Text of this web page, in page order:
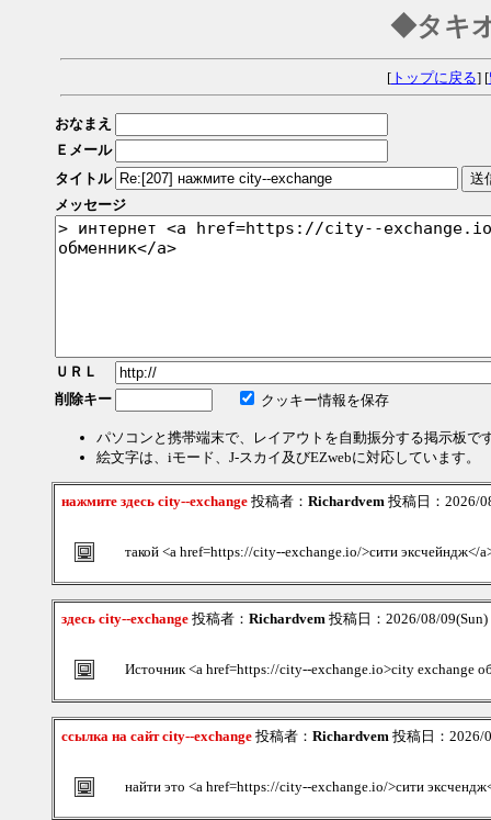
◆タキ
[トップに戻る] [
おなまえ
Ｅメール
タイトル
メッセージ
ＵＲＬ
削除キー
クッキー情報を保存
パソコンと携帯端末で、レイアウトを自動振分する掲示板で
絵文字は、iモード、J-スカイ及びEZwebに対応しています。
нажмите здесь city--exchange 投稿者： Richardvem 投稿日：2026/
такой <a href=https://city--exchange.io/>сити эксчейндж</
здесь city--exchange 投稿者： Richardvem 投稿日：2026/08/
Источник <a href=https://city--exchange.io>city exchange
ссылка на сайт city--exchange 投稿者： Richardvem 投稿日：2026/
найти это <a href=https://city--exchange.io/>сити